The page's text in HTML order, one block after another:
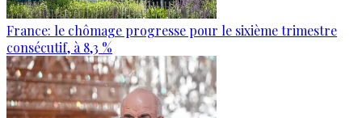
France: le chômage progresse pour le sixième trimestre
consécutif, à 8,3 %